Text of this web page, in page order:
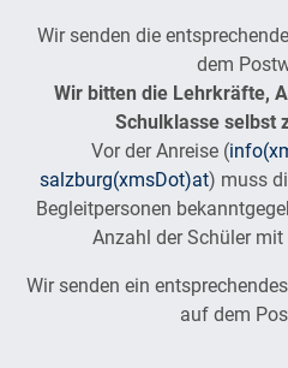
Wir senden die
dem
Wir bitten die Lehrkräfte,
Schulklasse selbst
Vor der Anreise (
salzburg(xmsDot)at) muss
Begleitpersonen
Anzahl der Schüler mit
Wir senden ein
auf dem